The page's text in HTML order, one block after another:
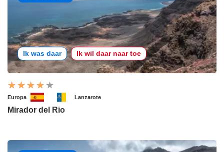
Ik was daar Ik wil daar naar toe
Europa Lanzarote
Mirador del Rio